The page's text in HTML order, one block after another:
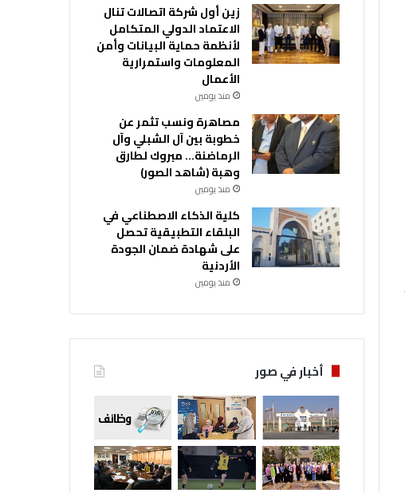
زين أول شركة اتصالات تنال
الاعتماد الدولي المتكامل
لأنظمة حماية البيانات وأمن
المعلومات واستمرارية
الأعمال
منذ يومين
مصاهرة ونسب تثمر عن
خطوبة بين آل الشبلي وآل
الرماضنة… مبروك لطارق
وهبة (شاهد الصور)
منذ يومين
كلية الذكاء الاصطناعي في
البلقاء التطبيقية تحصل
على شهادة ضمان الجودة
الأردنية
منذ يومين
أخبار في صور